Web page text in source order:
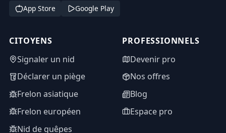
App Store Google Play
CITOYENS
Signaler un nid
Déclarer un piège
Frelon asiatique
Frelon européen
Nid de guêpes
PROFESSIONNELS
Devenir pro
Nos offres
Blog
Espace pro